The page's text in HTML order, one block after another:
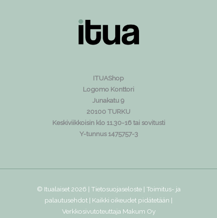
ITUAShop
Logomo Konttori
Junakatu 9
20100 TURKU
Keskiviikkoisin klo 11.30-16 tai sovitusti
Y-tunnus 1475757-3
© Itualaiset 2026 | Tietosuojaseloste| Toimitus- ja
palautusehdot | Kaikki oikeudet pidätetään |
Verkkosivutoteuttaja Makum Oy